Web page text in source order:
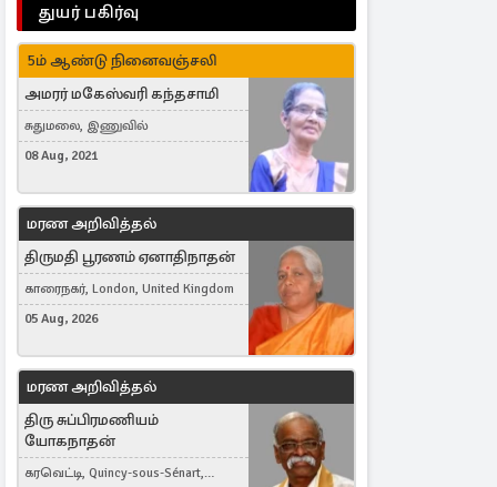
துயர் பகிர்வு
5ம் ஆண்டு நினைவஞ்சலி
அமரர் மகேஸ்வரி கந்தசாமி
சுதுமலை, இணுவில்
08 Aug, 2021
மரண அறிவித்தல்
திருமதி பூரணம் ஏனாதிநாதன்
காரைநகர், London, United Kingdom
05 Aug, 2026
மரண அறிவித்தல்
திரு சுப்பிரமணியம்
யோகநாதன்
கரவெட்டி, Quincy-sous-Sénart,